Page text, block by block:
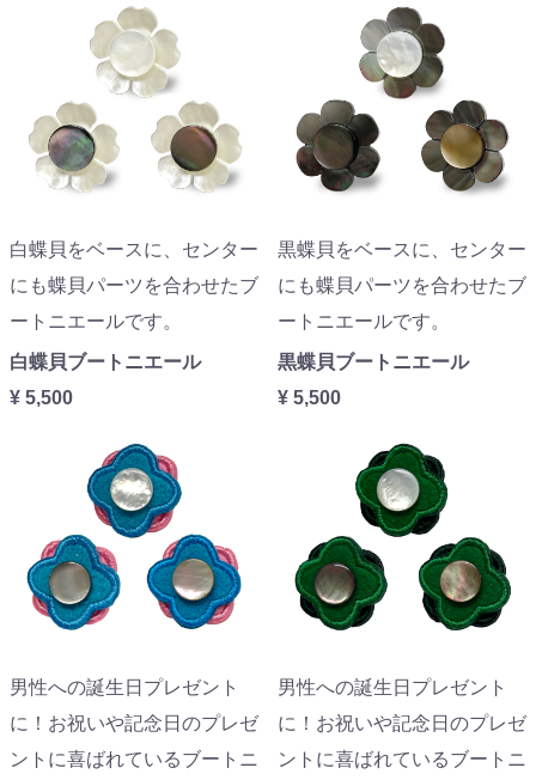
白蝶貝をベースに、センター
にも蝶貝パーツを合わせたブ
ートニエールです。
白蝶貝ブートニエール
¥ 5,500
黒蝶貝をベースに、センター
にも蝶貝パーツを合わせたブ
ートニエールです。
黒蝶貝ブートニエール
¥ 5,500
男性への誕生日プレゼント
に！お祝いや記念日のプレゼ
ントに喜ばれているブートニ
男性への誕生日プレゼント
に！お祝いや記念日のプレゼ
ントに喜ばれているブートニ